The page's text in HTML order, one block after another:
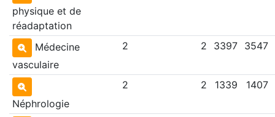
physique et de
réadaptation
Médecine
vasculaire
2 2 3397 3547
Néphrologie
2 2 1339 1407